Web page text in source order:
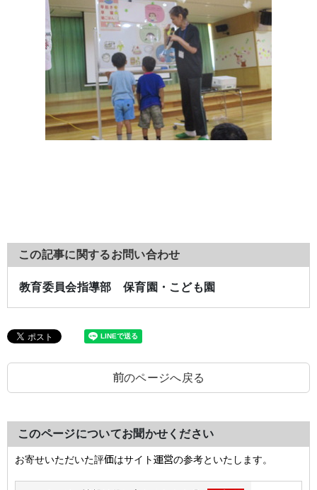
この記事に関するお問い合わせ
教育委員会指導部 保育園・こども園
前のページへ戻る
このページについてお聞かせください